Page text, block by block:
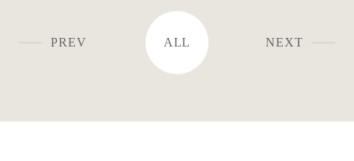
PREV ALL NEXT